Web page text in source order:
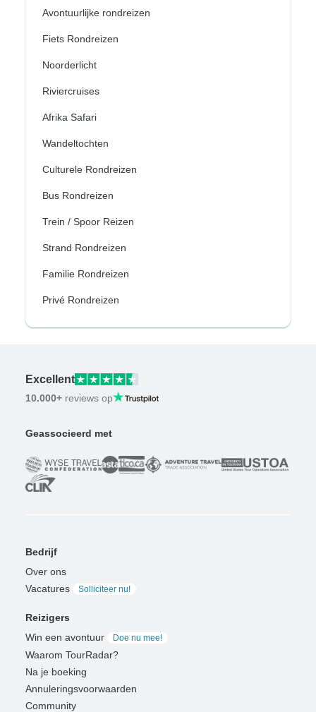
Avontuurlijke rondreizen
Fiets Rondreizen
Noorderlicht
Riviercruises
Afrika Safari
Wandeltochten
Culturele Rondreizen
Bus Rondreizen
Trein / Spoor Reizen
Strand Rondreizen
Familie Rondreizen
Privé Rondreizen
Excellent
10.000+ reviews op
Geassocieerd met
Bedrijf
Over ons
Vacatures
Solliciteer nu!
Reizigers
Win een avontuur
Doe nu mee!
Waarom TourRadar?
Na je boeking
Annuleringsvoorwaarden
Community